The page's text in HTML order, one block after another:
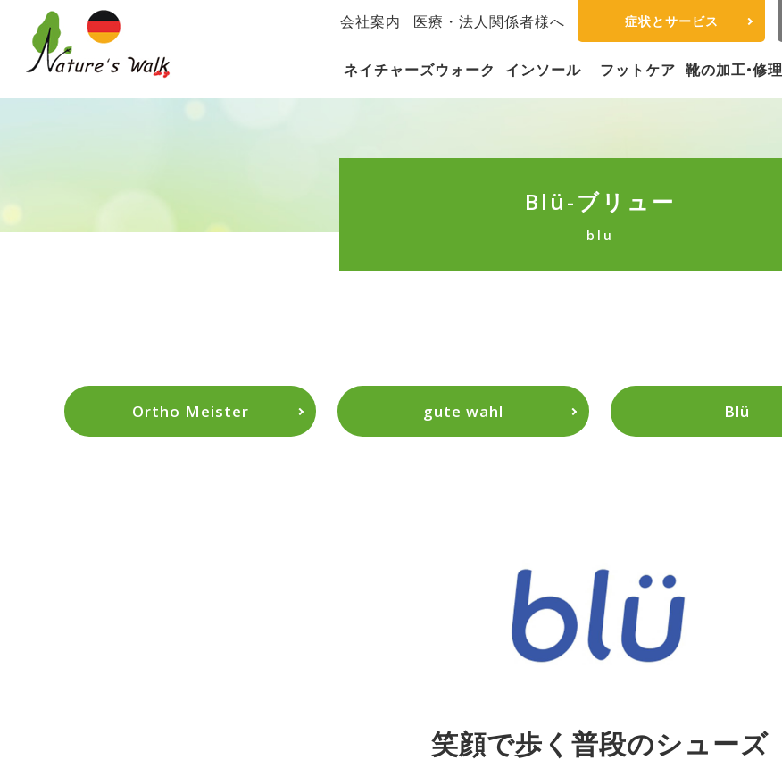
会社案内 医療・法人関係者様へ 症状とサービス
ネイチャーズウォーク インソール フットケア 靴の加工•修理
Blü-ブリュー
blu
Ortho Meister gute wahl Blü
笑顔で歩く普段のシューズ